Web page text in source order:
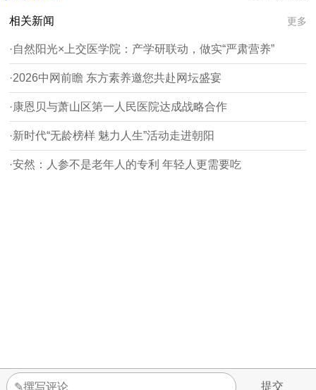
相关新闻 更多
·自然阳光×上交医学院：产学研联动，做实“严肃营养”
·2026中网前瞻 东方素养邀您共赴网坛盛宴
·康恩贝与萧山区第一人民医院达成战略合作
·新时代“无龄榜样 魅力人生”活动走进朝阳
·安然：人参不是老年人的专利 年轻人更需要吃